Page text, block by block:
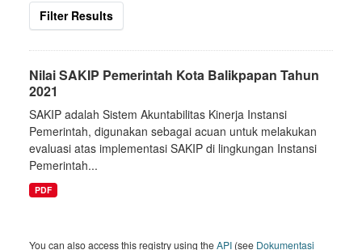
Filter Results
Nilai SAKIP Pemerintah Kota Balikpapan Tahun
2021
SAKIP adalah Sistem Akuntabilitas Kinerja Instansi
Pemerintah, digunakan sebagai acuan untuk melakukan
evaluasi atas implementasi SAKIP di lingkungan Instansi
Pemerintah...
PDF
You can also access this registry using theAPI (see Dokumentasi